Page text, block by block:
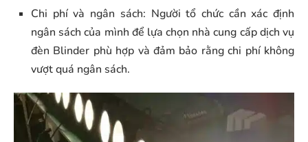
Chi phí và ngân sách: Người tổ chức cần xác định
ngân sách của mình để lựa chọn nhà cung cấp dịch vụ
đèn Blinder phù hợp và đảm bảo rằng chi phí không
vượt quá ngân sách.